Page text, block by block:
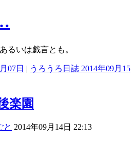
るいは戯言とも。
07日 | うろうろ日誌 2014年09月15
楽園
と 2014年09月14日 22:13